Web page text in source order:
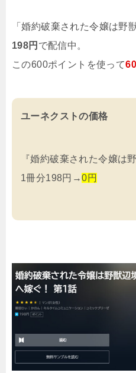
「婚約破棄された令嬢は野
198円 で配信中。
この600ポイントを使って
ユーネクストの価格
『婚約破棄された令嬢は
1冊分198円→0円